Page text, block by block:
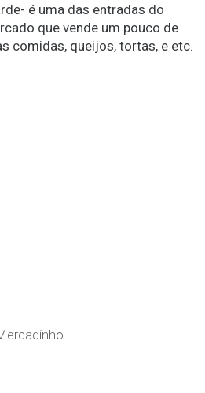
é uma das entradas do
que vende um pouco de
comidas, queijos, tortas, e etc.